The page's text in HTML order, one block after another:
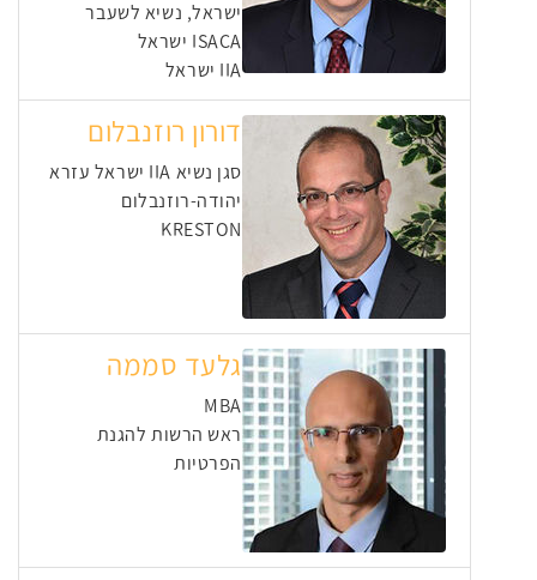
ישראל, נשיא לשעבר
ISACA ישראל
IIA ישראל
דורון רוזנבלום
סגן נשיא IIA ישראל עזרא
יהודה-רוזנבלום
KRESTON
גלעד סממה
MBA
ראש הרשות להגנת
הפרטיות